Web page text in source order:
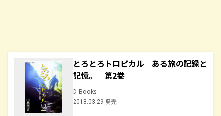
とろとろトロピカル ある旅の記録と
記憶。 第2巻
D-Books
2018.03.29 発売